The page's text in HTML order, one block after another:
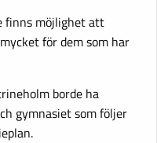
finns möjlighet att
för dem som har
borde ha
gymnasiet som följer